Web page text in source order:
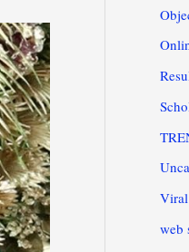
web